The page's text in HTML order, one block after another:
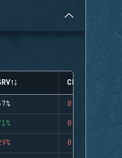
CLUTCHES
0
0
0